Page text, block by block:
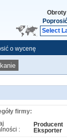
Obroty
Select
o wycenę
firmy:
:
Producent
Eksporter